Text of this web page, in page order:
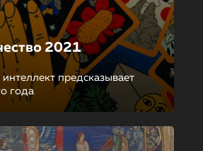
2021
интеллект предсказывает
года